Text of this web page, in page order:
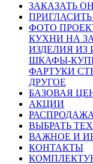
ЗАКАЗАТЬ
ФОТО
КУХНИ НА
ИЗДЕЛИЯ
ШКАФЫ-
ФАРТУКИ
ДРУГОЕ
БАЗОВАЯ
АКЦИИ
ВЫБРАТЬ
ВАЖНОЕ И
КОНТАКТЫ